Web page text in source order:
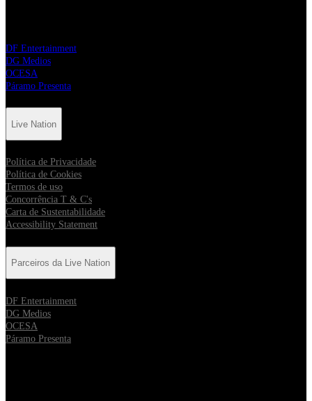
DF Entertainment
DG Medios
OCESA
Páramo Presenta
Live Nation
Política de Privacidade
Política de Cookies
Termos de uso
Concorrência T & C's
Carta de Sustentabilidade
Accessibility Statement
Parceiros da Live Nation
DF Entertainment
DG Medios
OCESA
Páramo Presenta